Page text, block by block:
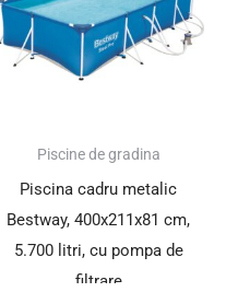
SUPER PREȚ!
Piscine de gradina
Piscina cadru metalic
Bestway, 400x211x81 cm,
5.700 litri, cu pompa de
filtrare
759.00 lei.